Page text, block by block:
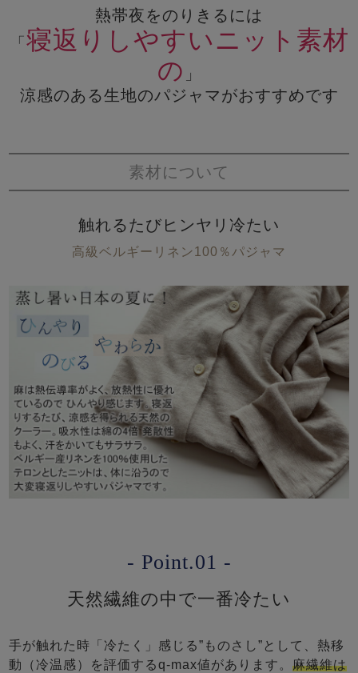
熱帯夜をのりきるには
「寝返りしやすいニット素材
の 」
涼感のある生地のパジャマがおすすめです
素材について
触れるたびヒンヤリ冷たい
高級ベルギーリネン100％パジャマ
- Point.01 -
天然繊維の中で一番冷たい
手が触れた時「冷たく」感じる”ものさし”として、熱移
動（冷温感）を評価するq-max値があります。麻繊維は